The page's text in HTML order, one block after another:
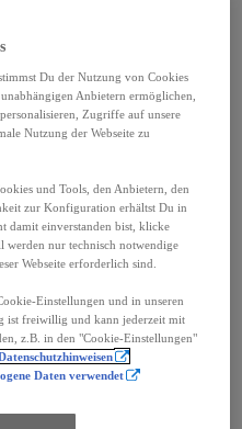
Du der Nutzung von Cookies
Anbietern ermöglichen,
Zugriffe auf unsere
Nutzung der Webseite zu
und Tools, den Anbietern, den
zur Konfiguration erhältst Du in
damit einverstanden bist, klicke
werden nur technisch notwendige
Webseite erforderlich sind.
Einstellungen und in unseren
ist freiwillig und kann jederzeit mit
z.B. in den "Cookie-Einstellungen"
Daten verwendet